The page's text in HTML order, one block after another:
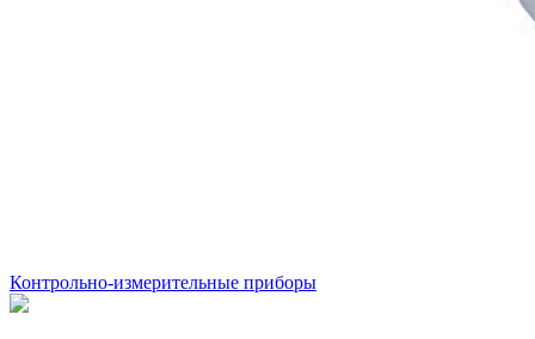
Контрольно-измерительные приборы